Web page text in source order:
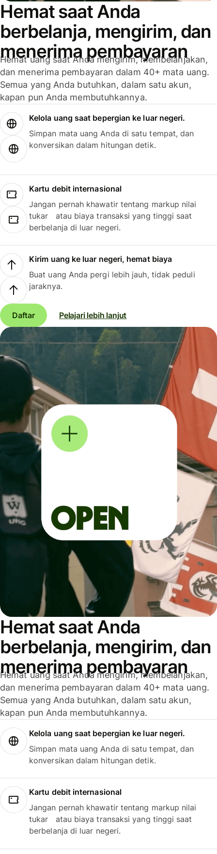
Hemat saat Anda
berbelanja, mengirim, dan
menerima pembayaran
Hemat uang saat Anda mengirim, membelanjakan,
dan menerima pembayaran dalam 40+ mata uang.
Semua yang Anda butuhkan, dalam satu akun,
kapan pun Anda membutuhkannya.
Kelola uang saat bepergian ke luar negeri.
Simpan mata uang Anda di satu tempat, dan
konversikan dalam hitungan detik.
Kartu debit internasional
Jangan pernah khawatir tentang markup nilai
tukar atau biaya transaksi yang tinggi saat
berbelanja di luar negeri.
Kirim uang ke luar negeri, hemat biaya
Buat uang Anda pergi lebih jauh, tidak peduli
jaraknya.
Daftar Pelajari lebih lanjut
Hemat saat Anda
berbelanja, mengirim, dan
menerima pembayaran
Hemat uang saat Anda mengirim, membelanjakan,
dan menerima pembayaran dalam 40+ mata uang.
Semua yang Anda butuhkan, dalam satu akun,
kapan pun Anda membutuhkannya.
Kelola uang saat bepergian ke luar negeri.
Simpan mata uang Anda di satu tempat, dan
konversikan dalam hitungan detik.
Kartu debit internasional
Jangan pernah khawatir tentang markup nilai
tukar atau biaya transaksi yang tinggi saat
berbelanja di luar negeri.